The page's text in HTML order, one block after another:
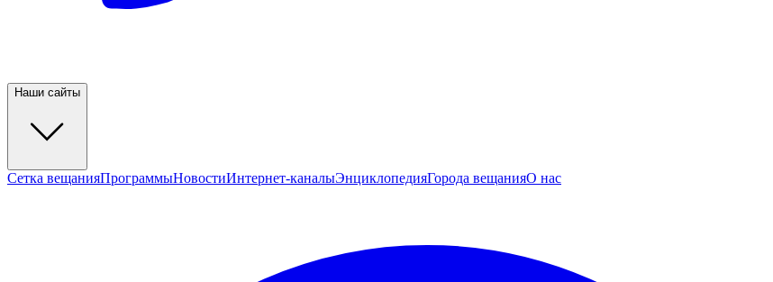
Наши сайты
Сетка вещанияПрограммыНовостиИнтернет-каналыЭнциклопедияГорода вещанияО нас